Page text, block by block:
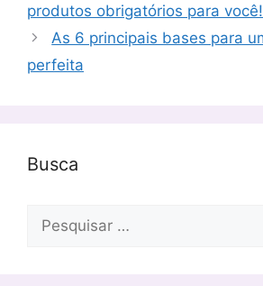
produtos obrigatórios para você!
As 6 principais bases para
perfeita
Busca
Pesquisar